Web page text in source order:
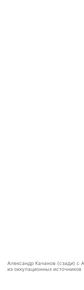
Александр Качанов (сзади) с
из оккупационных источников